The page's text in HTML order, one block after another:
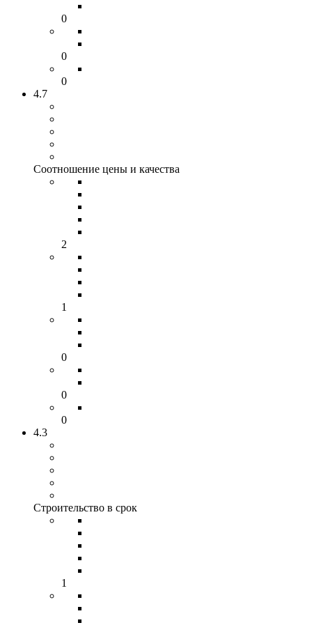
0
0
0
4.7
Соотношение цены и качества
2
1
0
0
0
4.3
Строительство в срок
1